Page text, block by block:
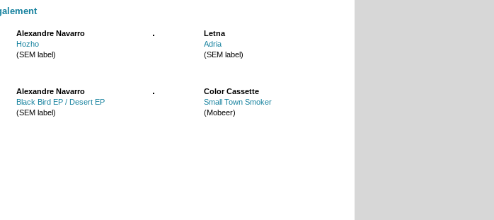
Alexandre Navarro
Hozho
(SEM label)
Letna
Adria
(SEM label)
Alexandre Navarro
Black Bird EP / Desert EP
(SEM label)
Color Cassette
Small Town Smoker
(Mobeer)